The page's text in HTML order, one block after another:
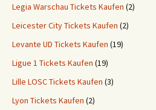
Legia Warschau Tickets Kaufen (2)
Leicester City Tickets Kaufen (2)
Levante UD Tickets Kaufen (19)
Ligue 1 Tickets Kaufen (19)
Lille LOSC Tickets Kaufen (3)
Lyon Tickets Kaufen (2)